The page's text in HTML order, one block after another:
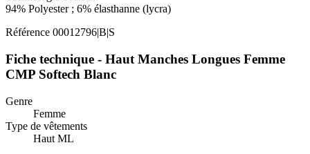
94% Polyester ; 6% élasthanne (lycra)
Référence 00012796|B|S
Fiche technique - Haut Manches Longues Femme
CMP Softech Blanc
Genre
Femme
Type de vêtements
Haut ML